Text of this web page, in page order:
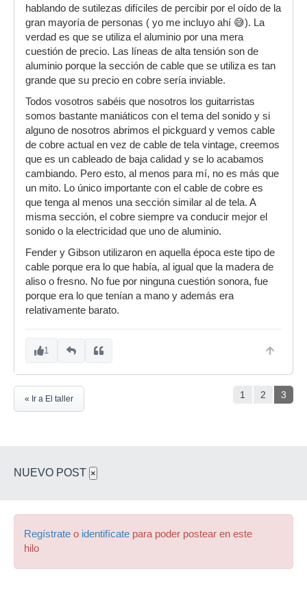
hablando de sutilezas difíciles de percibir por el oído de la
gran mayoría de personas ( yo me incluyo ahí 😅). La
verdad es que se utiliza el aluminio por una mera
cuestión de precio. Las líneas de alta tensión son de
aluminio porque la sección de cable que se utiliza es tan
grande que su precio en cobre sería inviable.
Todos vosotros sabéis que nosotros los guitarristas
somos bastante maniáticos con el tema del sonido y si
alguno de nosotros abrimos el pickguard y vemos cable
de cobre actual en vez de cable de tela vintage, creemos
que es un cableado de baja calidad y se lo acabamos
cambiando. Pero esto, al menos para mí, no es más que
un mito. Lo único importante con el cable de cobre es
que tenga al menos una sección similar al de tela. A
misma sección, el cobre siempre va conducir mejor el
sonido o la electricidad que uno de aluminio.
Fender y Gibson utilizaron en aquella época este tipo de
cable porque era lo que había, al igual que la madera de
aliso o fresno. No fue por ninguna cuestión sonora, fue
porque era lo que tenían a mano y además era
relativamente barato.
1
1 2 3
« Ir a El taller
NUEVO POST ×
Regístrate o identifícate para poder postear en este
hilo